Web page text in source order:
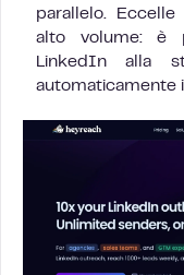
parallelo.
alto volume: è
LinkedIn alla
automaticamente